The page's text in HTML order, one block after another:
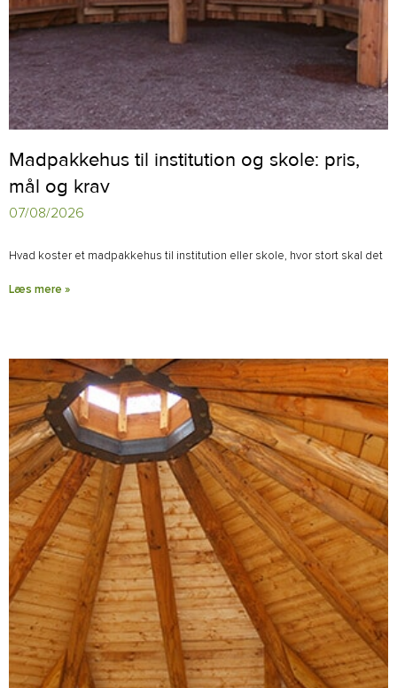
Madpakkehus til institution og skole: pris,
mål og krav
07/08/2026
Hvad koster et madpakkehus til institution eller skole, hvor stort skal det
Læs mere »